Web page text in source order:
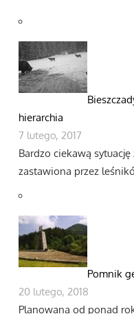
hierarchia
7 lutego, 2017
Bardzo ciekawą
zastawiona przez
Pomnik
20 lutego, 2018
Planowana od ponad